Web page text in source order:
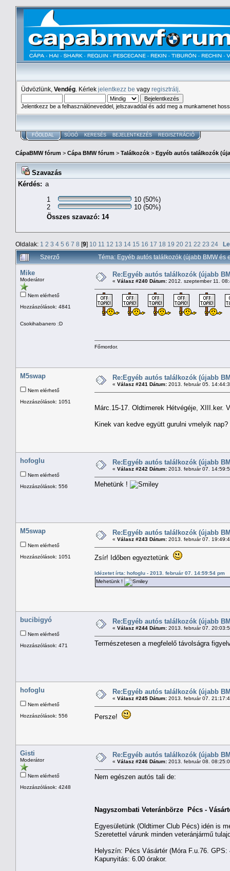
Üdvözlünk, Vendég . Kérlek jelentkezz be vagy regisztrálj
Jelentkezz be a felhasználóneveddel, jelszavaddal és add meg a munkamenet
FŐOLDAL SÚGÓ KERESÉS BEJELENTKEZÉS REGISZTRÁCIÓ
CápaBMW fórum > Cápa BMW fórum > Találkozók > Egyéb autós találkozók
Szavazás
Kérdés: a
1
10 (50%)
2
10 (50%)
Összes szavazó: 14
Oldalak: 1 2 3 4 5 6 7 8 [9] 10 11 12 13 14 15 16 17 18 19 20 21 22 23 24
Le
Szerző
Téma: Egyéb autós találkozók (újabb BMW
Mike
Moderátor
Nem elérhető
Hozzászólások: 4841
Csokihabanero :D
Re:Egyéb autós találkozók (újabb
« Válasz #240 Dátum: 2012. szeptember 11.
Főmordor.
M5swap
Nem elérhető
Hozzászólások: 1051
Re:Egyéb autós találkozók (újabb
« Válasz #241 Dátum: 2013. február 05.
Márc.15-17. Oldtimerek Hétvégéje, XIII.ker.
Kinek van kedve együtt gurulni vmelyik nap?
hofoglu
Nem elérhető
Hozzászólások: 556
Re:Egyéb autós találkozók (újabb
« Válasz #242 Dátum: 2013. február 07.
Mehetünk !
M5swap
Nem elérhető
Hozzászólások: 1051
Re:Egyéb autós találkozók (újabb
« Válasz #243 Dátum: 2013. február 07.
Zsír! Időben egyeztetünk
Idézetet írta: hofoglu - 2013. február 07. 14:59:54 pm
Mehetünk !
bucibigyó
Nem elérhető
Hozzászólások: 471
Re:Egyéb autós találkozók (újabb
« Válasz #244 Dátum: 2013. február 07.
Természetesen a megfelelő távolságra
hofoglu
Nem elérhető
Hozzászólások: 556
Re:Egyéb autós találkozók (újabb
« Válasz #245 Dátum: 2013. február 07.
Persze!
Gisti
Moderátor
Nem elérhető
Hozzászólások: 4248
Re:Egyéb autós találkozók (újabb
« Válasz #246 Dátum: 2013. február 08.
Nem egészen autós tali de:
Nagyszombati Veteránbörze Pécs -
Egyesületünk (Oldtimer Club Pécs) idén is
Szeretettel várunk minden veteránjármű
Helyszín: Pécs Vásártér (Móra F.u.76. GPS:
Kapunyitás: 6.00 órakor.